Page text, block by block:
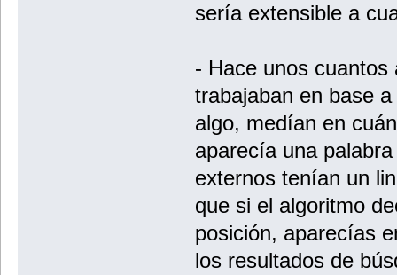
sería extensible a
- Hace unos cuantos
trabajaban en base
algo, medían en
aparecía una
externos tenían un
que si el algoritmo
posición, aparecías
los resultados de